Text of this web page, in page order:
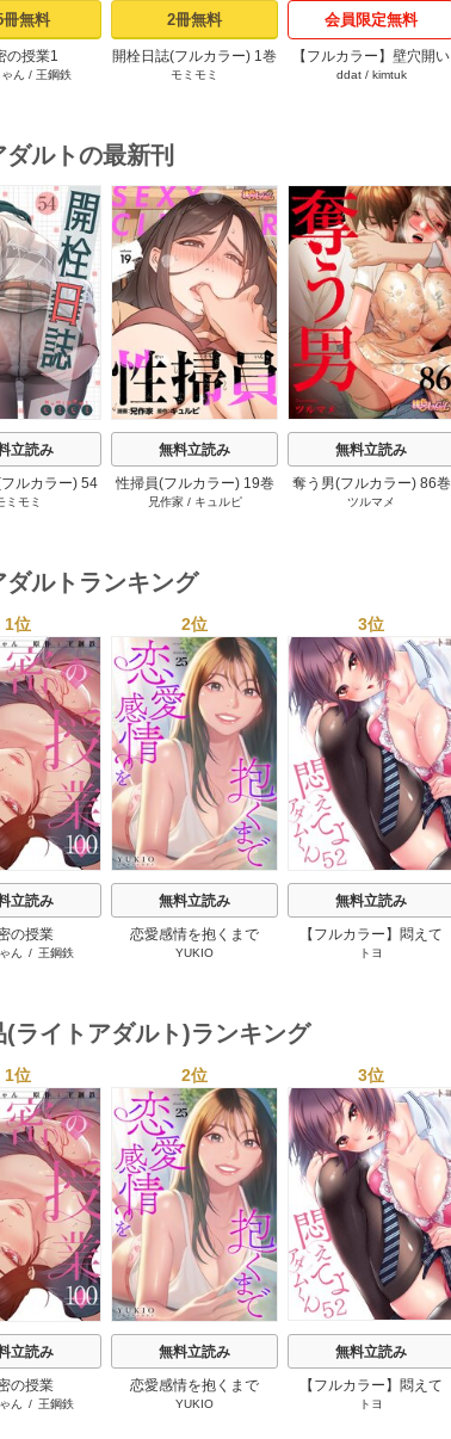
冊無料
の授業1
ん / 王鋼鉄
2冊無料
開栓日誌(フルカラー) 1巻
モミモミ
会員限定無料
【フルカラー】壁穴開い
てます 1巻
ddat/ kimtuk
ダルトの最新刊
立読み
ルカラー) 54
巻
ミモミ
無料立読み
性掃員(フルカラー) 19巻
兄作家/ キュルピ
無料立読み
奪う男(フルカラー) 86巻
ツルマメ
ダルトランキング
1位
立読み
の授業
ん / 王鋼鉄
2位
無料立読み
恋愛感情を抱くまで
YUKIO
3位
無料立読み
【フルカラー】悶えて
よ、アダムくん
トヨ
(ライトアダルト)ランキング
1位
立読み
の授業
ん / 王鋼鉄
2位
無料立読み
恋愛感情を抱くまで
YUKIO
3位
無料立読み
【フルカラー】悶えて
よ、アダムくん
トヨ